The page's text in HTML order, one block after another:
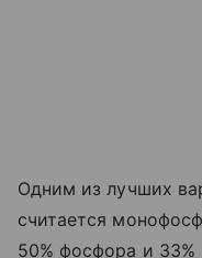
Одним из лучших
считается
50% фосфора и 33%